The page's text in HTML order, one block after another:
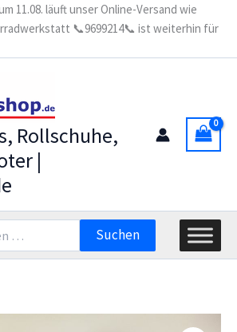
11.08. läuft unser Online-Versand wie
📞9699214📞 ist weiterhin für
Rollschuhe,
|
Suchen